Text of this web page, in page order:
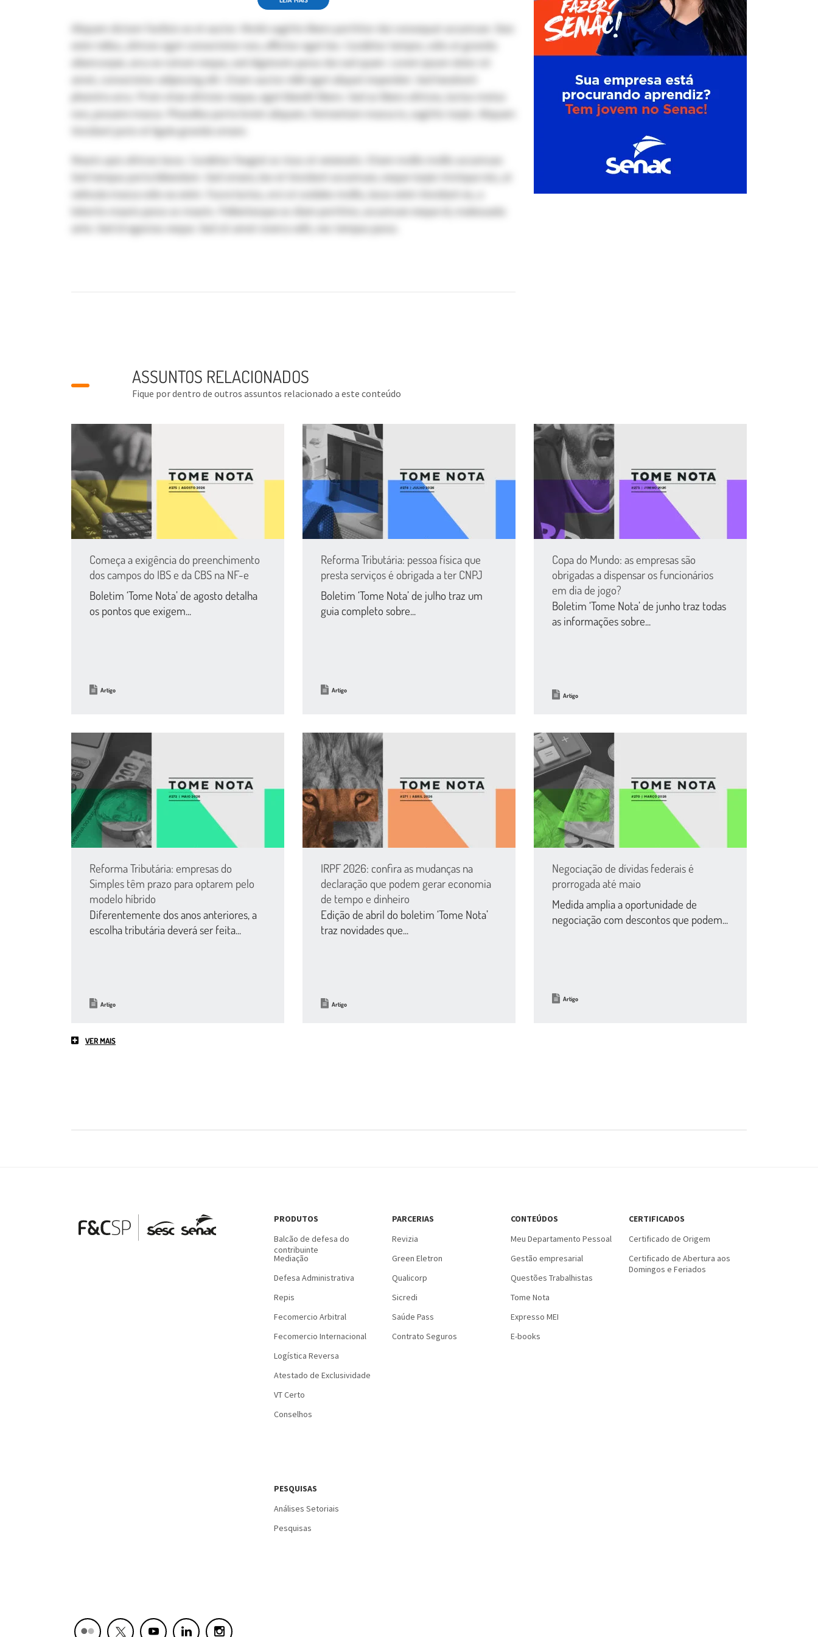
Aliquam dictum facilisis ex et auctor. Morbi sagittis libero porttitor dui consequat accumsan. Duis
enim tellus, ultrices eget consectetur non, efficitur eget leo. Curabitur tempor, odio at gravida
ullamcorper, arcu ex rutrum neque, sed dignissim purus dui sed quam. Lorem ipsum dolor sit
amet, consectetur adipiscing elit. Etiam auctor nibh eget aliquet imperdiet. Sed hendrerit
pharetra arcu. Proin vitae ultricies neque, eget blandit libero. Sed ac libero ultrices, luctus metus
non, posuere massa. Phasellus porta lorem aliquam, fermentum massa in, sagittis turpis. Aliquam
tincidunt justo et ligula gravida ornare.
Mauris quis ultrices lacus. Curabitur feugiat ac risus at venenatis. Etiam mollis mollis accumsan.
Sed tempus porta bibendum. Sed ornare, leo et tincidunt accumsan, neque turpis tristique nisi, at
vehicula massa odio eu enim. Fusce luctus, orci ut sodales mollis, lacus enim tincidunt ex, a
lobortis mauris purus ac mauris. Pellentesque ac diam porttitor, accumsan neque id, malesuada
ante. Sed id egestas neque. Sed sit amet viverra velit, nec tempus purus.
ASSUNTOS RELACIONADOS
Fique por dentro de outros assuntos relacionado a este conteúdo
Começa a exigência do preenchimento
dos campos do IBS e da CBS na NF-e
Boletim ‘Tome Nota’ de agosto detalha
os pontos que exigem...
Artigo
Reforma Tributária: pessoa física que
presta serviços é obrigada a ter CNPJ
Boletim ‘Tome Nota’ de julho traz um
guia completo sobre...
Artigo
Copa do Mundo: as empresas são
obrigadas a dispensar os funcionários
em dia de jogo?
Boletim ‘Tome Nota’ de junho traz todas
as informações sobre...
Artigo
Reforma Tributária: empresas do
Simples têm prazo para optarem pelo
modelo híbrido
Diferentemente dos anos anteriores, a
escolha tributária deverá ser feita...
Artigo
IRPF 2026: confira as mudanças na
declaração que podem gerar economia
de tempo e dinheiro
Edição de abril do boletim ‘Tome Nota’
traz novidades que...
Artigo
Negociação de dívidas federais é
prorrogada até maio
Medida amplia a oportunidade de
negociação com descontos que podem...
Artigo
VER MAIS
PRODUTOS
Balcão de defesa do
contribuinte
Mediação
Defesa Administrativa
Repis
Fecomercio Arbitral
Fecomercio Internacional
Logística Reversa
Atestado de Exclusividade
VT Certo
Conselhos
PARCERIAS
Revizia
Green Eletron
Qualicorp
Sicredi
Saúde Pass
Contrato Seguros
CONTEÚDOS
Meu Departamento Pessoal
Gestão empresarial
Questões Trabalhistas
Tome Nota
Expresso MEI
E-books
CERTIFICADOS
Certificado de Origem
Certificado de Abertura aos
Domingos e Feriados
PESQUISAS
Análises Setoriais
Pesquisas